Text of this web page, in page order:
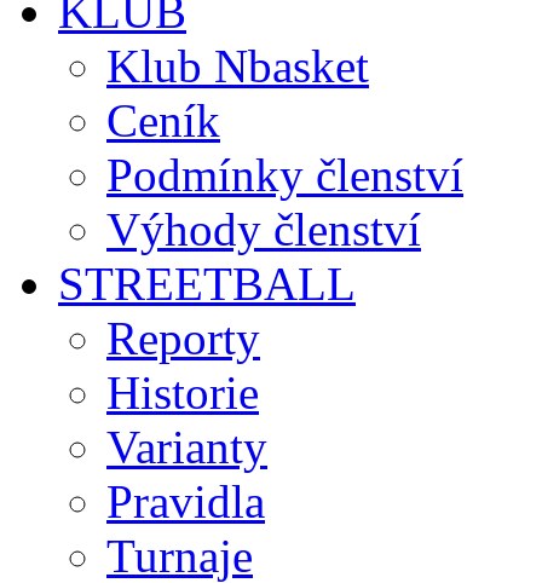
KLUB
Klub Nbasket
Ceník
Podmínky členství
Výhody členství
STREETBALL
Reporty
Historie
Varianty
Pravidla
Turnaje